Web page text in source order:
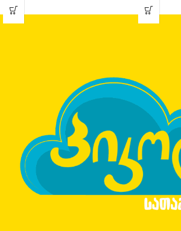
საწარმო იყო, თუმცა
საწარმო